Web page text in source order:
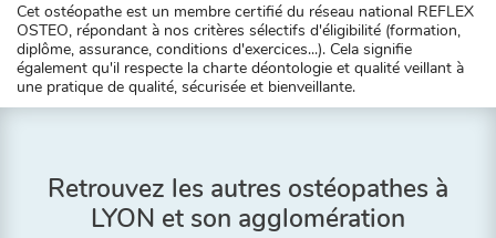
Cet ostéopathe est un membre certifié du réseau national REFLEX
OSTEO, répondant à nos critères sélectifs d'éligibilité (formation,
diplôme, assurance, conditions d'exercices...). Cela signifie
également qu'il respecte la charte déontologie et qualité veillant à
une pratique de qualité, sécurisée et bienveillante.
Retrouvez les autres ostéopathes à
LYON et son agglomération